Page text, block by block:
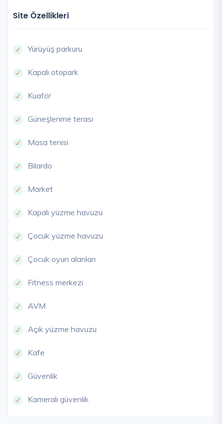
Site Özellikleri
Yürüyüş parkuru
Kapalı otopark
Kuaför
Güneşlenme terası
Masa tenisi
Bilardo
Market
Kapalı yüzme havuzu
Çocuk yüzme havuzu
Çocuk oyun alanları
Fitness merkezi
AVM
Açık yüzme havuzu
Kafe
Güvenlik
Kameralı güvenlik